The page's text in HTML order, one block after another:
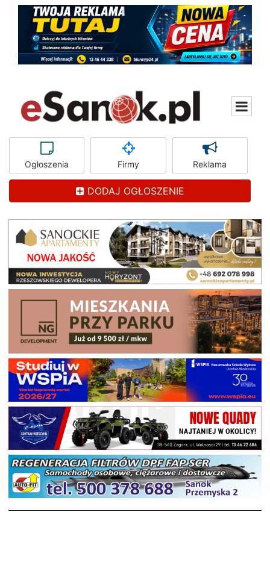
Ogłoszenia Firmy Reklama
DODAJ OGŁOSZENIE